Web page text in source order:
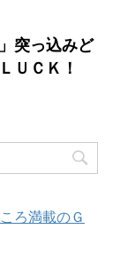
突っ込みど
ＵＣＫ！
ろ満載のＧ